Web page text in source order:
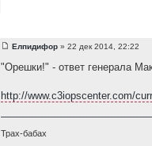
Елпидифор» 22 дек 2014, 22:22
"Орешки!" - ответ генерала
http://www.c3iopscenter.com/
Трах-бабах